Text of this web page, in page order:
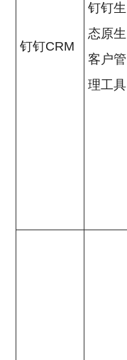
钉钉CRM
钉钉生
态原生
客户管
理工具